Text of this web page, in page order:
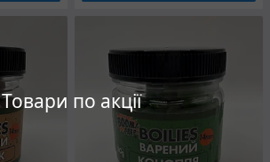
Товари по акції